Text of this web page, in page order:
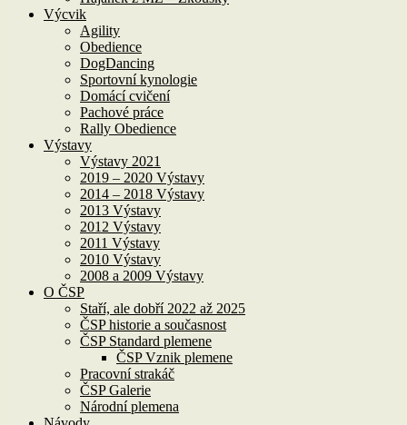
Výcvik
Agility
Obedience
DogDancing
Sportovní kynologie
Domácí cvičení
Pachové práce
Rally Obedience
Výstavy
Výstavy 2021
2019 – 2020 Výstavy
2014 – 2018 Výstavy
2013 Výstavy
2012 Výstavy
2011 Výstavy
2010 Výstavy
2008 a 2009 Výstavy
O ČSP
Staří, ale dobří 2022 až 2025
ČSP historie a současnost
ČSP Standard plemene
ČSP Vznik plemene
Pracovní strakáč
ČSP Galerie
Národní plemena